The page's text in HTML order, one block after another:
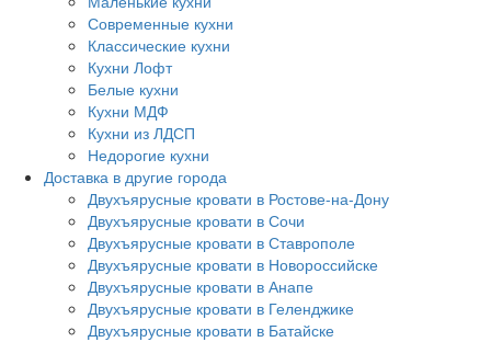
Современные кухни
Классические кухни
Кухни Лофт
Белые кухни
Кухни МДФ
Кухни из ЛДСП
Недорогие кухни
Доставка в другие города
Двухъярусные кровати в Ростове-на-Дону
Двухъярусные кровати в Сочи
Двухъярусные кровати в Ставрополе
Двухъярусные кровати в Новороссийске
Двухъярусные кровати в Анапе
Двухъярусные кровати в Геленджике
Двухъярусные кровати в Батайске